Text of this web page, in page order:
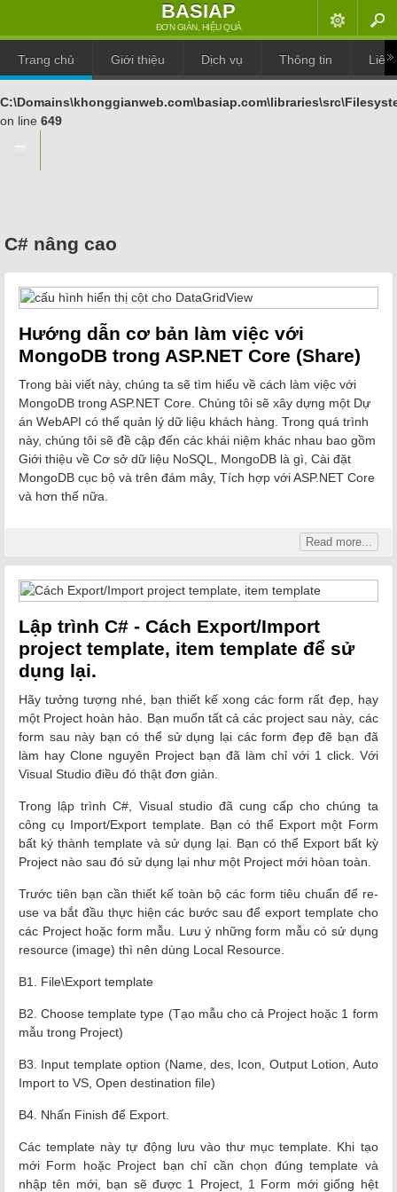
: is_file(): File name is longer than the maximum allowed path
in
on line 649
BASIAP
ĐƠN GIẢN, HIỆU QUẢ
Trang chủ Giới thiệu Dịch vụ Thông tin Liên
C# nâng cao
Hướng dẫn cơ bản làm việc với
MongoDB trong ASP.NET Core (Share)
Trong bài viết này, chúng ta sẽ tìm hiểu về cách làm việc với
MongoDB trong ASP.NET Core. Chúng tôi sẽ xây dựng một Dự
án WebAPI có thể quản lý dữ liệu khách hàng. Trong quá trình
này, chúng tôi sẽ đề cập đến các khái niệm khác nhau bao gồm
Giới thiệu về Cơ sở dữ liệu NoSQL, MongoDB là gì, Cài đặt
MongoDB cục bộ và trên đám mây, Tích hợp với ASP.NET Core
và hơn thế nữa.
Read more...
Lập trình C# - Cách Export/Import
project template, item template để sử
dụng lại.
Hãy tưởng tượng nhé, bạn thiết kế xong các form rất đẹp, hạy
một Project hoàn hảo. Bạn muốn tất cả các project sau này, các
form sau này bạn có thể sử dụng lại các form đẹp đẽ bạn đã
làm hay Clone nguyên Project bạn đã làm chỉ với 1 click. Với
Visual Studio điều đó thật đơn giản.
Trong lập trình C#, Visual studio đã cung cấp cho chúng ta
công cụ Import/Export template. Bạn có thể Export một Form
bất ký thành template và sử dụng lại. Bạn có thể Export bất kỳ
Project nào sau đó sử dụng lại như một Project mới hòan toàn.
Trước tiên bạn cần thiết kế toàn bộ các form tiêu chuẩn để re-
use va bắt đầu thực hiện các bước sau để export template cho
các Project hoặc form mẫu. Lưu ý những form mẫu có sử dụng
resource (image) thì nên dùng Local Resource.
B1. File\Export template
B2. Choose template type (Tạo mẫu cho cả Project hoặc 1 form
mẫu trong Project)
B3. Input template option (Name, des, Icon, Output Lotion, Auto
Import to VS, Open destination file)
B4. Nhấn Finish để Export.
Các template này tự động lưu vào thư mục template. Khi tạo
mới Form hoặc Project bạn chỉ cần chọn đúng template và
nhập tên mới, bạn sẽ được 1 Project, 1 Form mới giống hệt